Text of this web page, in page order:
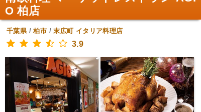
O 柏店
千葉県/柏市 /末広町 イタリア料理店
3.9